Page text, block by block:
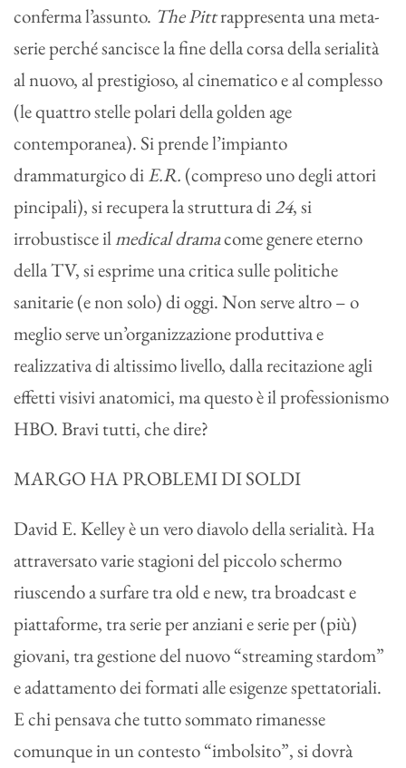
conferma l’assunto. The Pittrappresenta una meta-
serie perché sancisce la fine della corsa della serialità
al nuovo, al prestigioso, al cinematico e al complesso
(le quattro stelle polari della golden age
contemporanea). Si prende l’impianto
drammaturgico diE.R.(compreso uno degli attori
pincipali), si recupera la struttura di24, si
irrobustisce ilmedical dramacome genere eterno
della TV, si esprime una critica sulle politiche
sanitarie (e non solo) di oggi. Non serve altro – o
meglio serve un’organizzazione produttiva e
realizzativa di altissimo livello, dalla recitazione agli
effetti visivi anatomici, ma questo è il professionismo
HBO. Bravi tutti, che dire?
MARGO HA PROBLEMI DI SOLDI
David E. Kelley è un vero diavolo della serialità. Ha
attraversato varie stagioni del piccolo schermo
riuscendo a surfare tra old e new, tra broadcast e
piattaforme, tra serie per anziani e serie per (più)
giovani, tra gestione del nuovo “streaming stardom”
e adattamento dei formati alle esigenze spettatoriali.
E chi pensava che tutto sommato rimanesse
comunque in un contesto “imbolsito”, si dovrà